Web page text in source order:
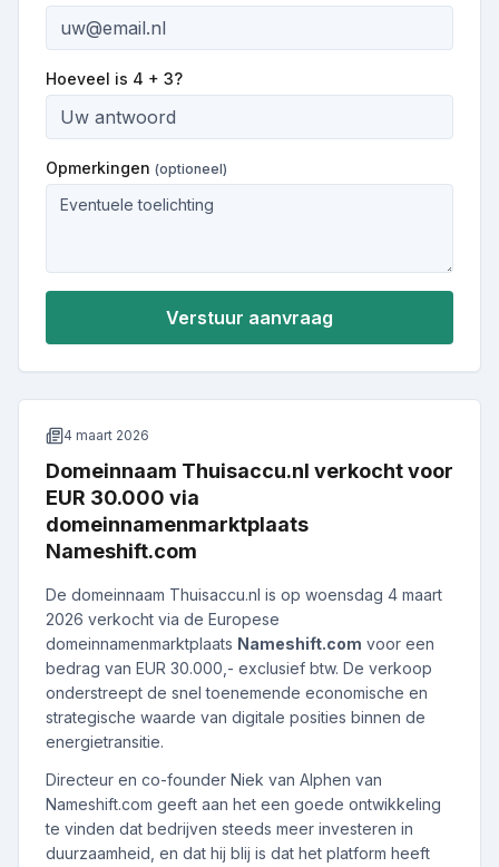
Hoeveel is 4 + 3?
Opmerkingen (optioneel)
Verstuur aanvraag
4 maart 2026
Domeinnaam Thuisaccu.nl verkocht voor
EUR 30.000 via
domeinnamenmarktplaats
Nameshift.com
De domeinnaam Thuisaccu.nl is op woensdag 4 maart
2026 verkocht via de Europese
domeinnamenmarktplaats Nameshift.com voor een
bedrag van EUR 30.000,- exclusief btw. De verkoop
onderstreept de snel toenemende economische en
strategische waarde van digitale posities binnen de
energietransitie.
Directeur en co-founder Niek van Alphen van
Nameshift.com geeft aan het een goede ontwikkeling
te vinden dat bedrijven steeds meer investeren in
duurzaamheid, en dat hij blij is dat het platform heeft